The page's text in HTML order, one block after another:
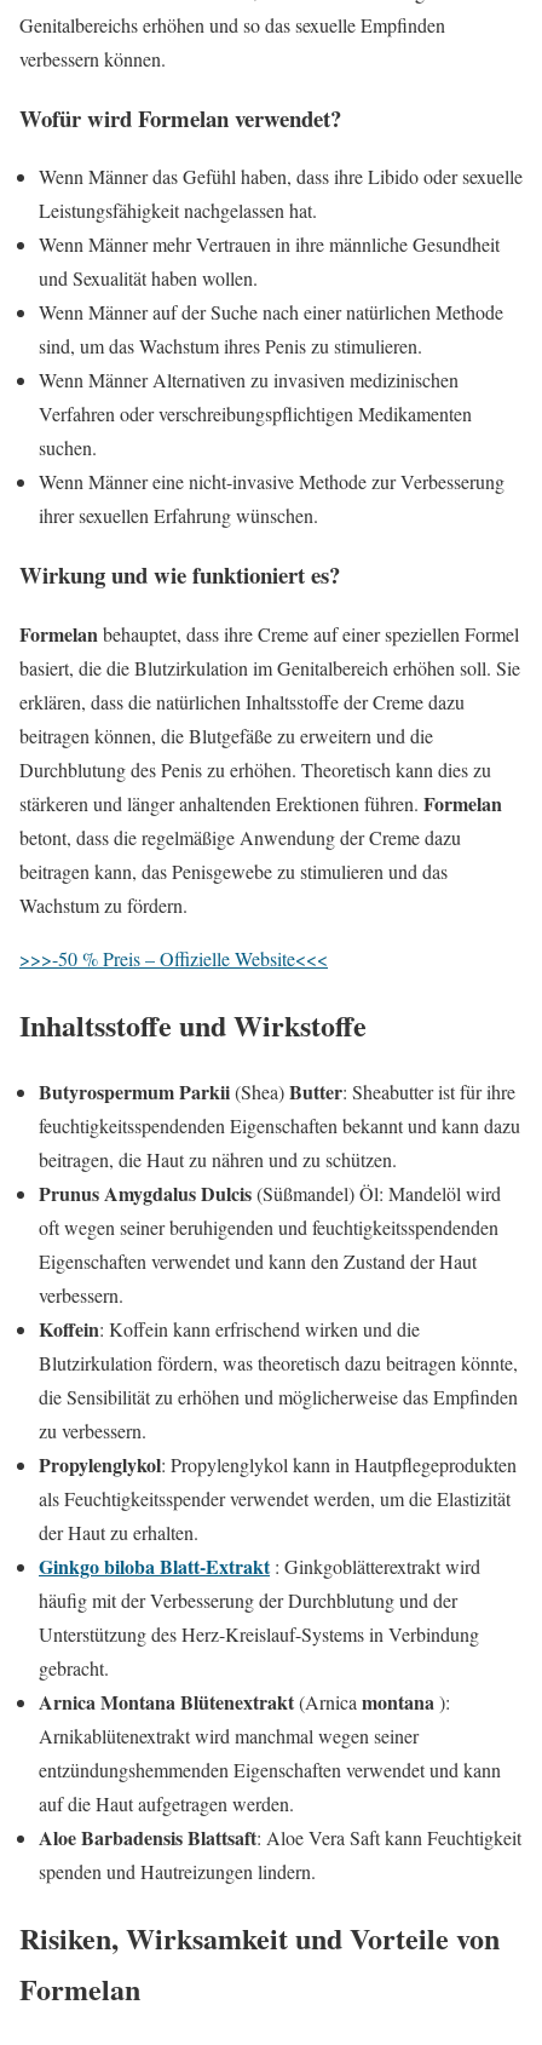
Genitalbereichs erhöhen und so das sexuelle Empfinden
verbessern können.
Wofür wirdFormelanverwendet?
Wenn Männer das Gefühl haben, dass ihre Libido oder sexuelle
Leistungsfähigkeit nachgelassen hat.
Wenn Männer mehr Vertrauen in ihre männliche Gesundheit
und Sexualität haben wollen.
Wenn Männer auf der Suche nach einer natürlichen Methode
sind, um das Wachstum ihres Penis zu stimulieren.
Wenn Männer Alternativen zu invasiven medizinischen
Verfahren oder verschreibungspflichtigen Medikamenten
suchen.
Wenn Männer eine nicht-invasive Methode zur Verbesserung
ihrer sexuellen Erfahrung wünschen.
Wirkung und wie funktioniert es?
Formelanbehauptet, dass ihre Creme auf einer speziellen Formel
basiert, die die Blutzirkulation im Genitalbereich erhöhen soll. Sie
erklären, dass die natürlichen Inhaltsstoffe der Creme dazu
beitragen können, die Blutgefäße zu erweitern und die
Durchblutung des Penis zu erhöhen. Theoretisch kann dies zu
stärkeren und länger anhaltenden Erektionen führen. Formelan
betont, dass die regelmäßige Anwendung der Creme dazu
beitragen kann, das Penisgewebe zu stimulieren und das
Wachstum zu fördern.
>>>-50 % Preis – Offizielle Website<<<
Inhaltsstoffe und Wirkstoffe
Butyrospermum Parkii(Shea)Butter: Sheabutter ist für ihre
feuchtigkeitsspendenden Eigenschaften bekannt und kann dazu
beitragen, die Haut zu nähren und zu schützen.
Prunus Amygdalus Dulcis(Süßmandel) Öl: Mandelöl wird
oft wegen seiner beruhigenden und feuchtigkeitsspendenden
Eigenschaften verwendet und kann den Zustand der Haut
verbessern.
Koffein: Koffein kann erfrischend wirken und die
Blutzirkulation fördern, was theoretisch dazu beitragen könnte,
die Sensibilität zu erhöhen und möglicherweise das Empfinden
zu verbessern.
Propylenglykol: Propylenglykol kann in Hautpflegeprodukten
als Feuchtigkeitsspender verwendet werden, um die Elastizität
der Haut zu erhalten.
Ginkgo biloba Blatt-Extrakt : Ginkgoblätterextrakt wird
häufig mit der Verbesserung der Durchblutung und der
Unterstützung des Herz-Kreislauf-Systems in Verbindung
gebracht.
Arnica Montana Blütenextrakt(Arnica montana):
Arnikablütenextrakt wird manchmal wegen seiner
entzündungshemmenden Eigenschaften verwendet und kann
auf die Haut aufgetragen werden.
Aloe Barbadensis Blattsaft: Aloe Vera Saft kann Feuchtigkeit
spenden und Hautreizungen lindern.
Risiken, Wirksamkeit und Vorteile von
Formelan